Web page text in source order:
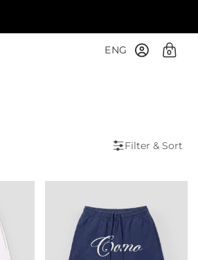
ENG 0
Filter & Sort